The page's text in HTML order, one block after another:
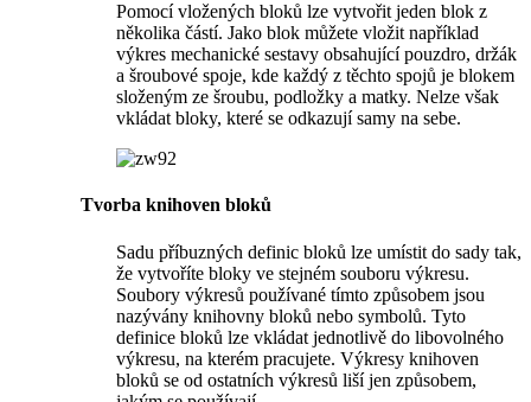
Pomocí vložených bloků lze vytvořit jeden blok z
několika částí. Jako blok můžete vložit například
výkres mechanické sestavy obsahující pouzdro, držák
a šroubové spoje, kde každý z těchto spojů je blokem
složeným ze šroubu, podložky a matky. Nelze však
vkládat bloky, které se odkazují samy na sebe.
Tvorba knihoven bloků
Sadu příbuzných definic bloků lze umístit do sady tak,
že vytvoříte bloky ve stejném souboru výkresu.
Soubory výkresů používané tímto způsobem jsou
nazývány knihovny bloků nebo symbolů. Tyto
definice bloků lze vkládat jednotlivě do libovolného
výkresu, na kterém pracujete. Výkresy knihoven
bloků se od ostatních výkresů liší jen způsobem,